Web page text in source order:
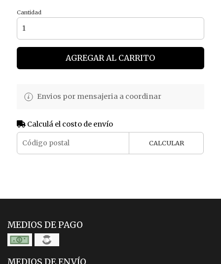
Cantidad
AGREGAR AL CARRITO
Envios por mensajeria a coordinar
Calculá el costo de envío
CALCULAR
MEDIOS DE PAGO